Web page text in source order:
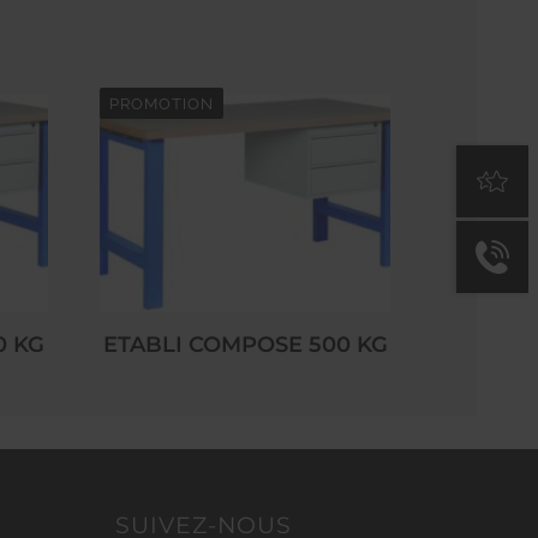
KG
PROMOTION
ETABLI COMPOSE 500 KG
SUIVEZ-NOUS